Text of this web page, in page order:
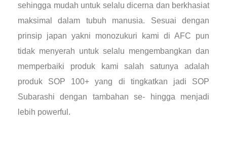
sehingga mudah untuk selalu dicerna dan berkhasiat
maksimal dalam tubuh manusia. Sesuai dengan
prinsip japan yakni monozukuri kami di AFC pun
tidak menyerah untuk selalu mengembangkan dan
memperbaiki produk kami salah satunya adalah
produk SOP 100+ yang di tingkatkan jadi SOP
Subarashi dengan tambahan se- hingga menjadi
lebih powerful.